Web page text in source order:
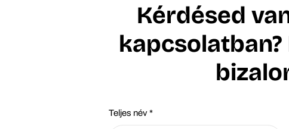
Kérdésed
Teljes név *